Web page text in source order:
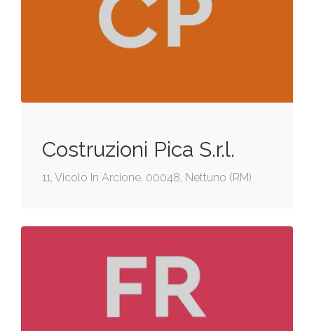
Costruzioni Pica S.r.l.
11, Vicolo In Arcione, 00048, Nettuno (RM)